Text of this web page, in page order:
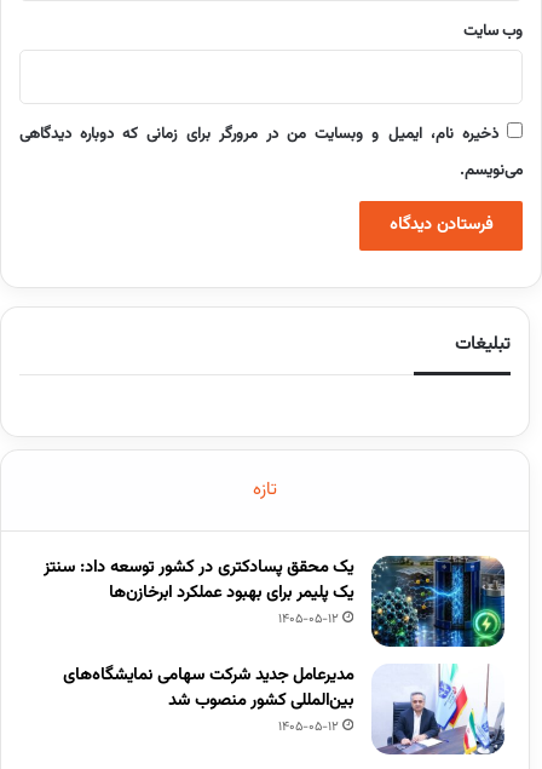
وب‌ سایت
ذخیره نام، ایمیل و وبسایت من در مرورگر برای زمانی که دوباره دیدگاهی
می‌نویسم.
تبلیغات
تازه
یک محقق پسادکتری در کشور توسعه داد: سنتز
یک پلیمر برای بهبود عملکرد ابرخازن‌ها
1405-05-12
مدیرعامل جدید شرکت سهامی نمایشگاه‌های
بین‌المللی کشور منصوب شد
1405-05-12